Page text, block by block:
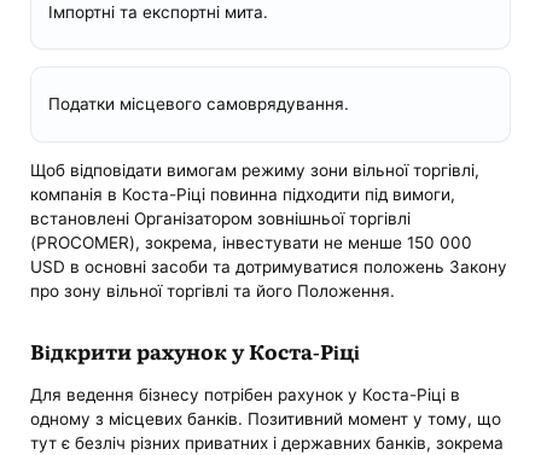
Імпортні та експортні мита.
Податки місцевого самоврядування.
Щоб відповідати вимогам режиму зони вільної торгівлі,
компанія в Коста-Ріці повинна підходити під вимоги,
встановлені Організатором зовнішньої торгівлі
(PROCOMER), зокрема, інвестувати не менше 150 000
USD в основні засоби та дотримуватися положень Закону
про зону вільної торгівлі та його Положення.
Відкрити рахунок у Коста-Ріці
Для ведення бізнесу потрібен рахунок у Коста-Ріці в
одному з місцевих банків. Позитивний момент у тому, що
тут є безліч різних приватних і державних банків, зокрема